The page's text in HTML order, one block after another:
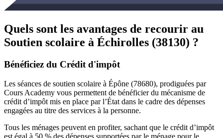
Quels sont les avantages de recourir au
Soutien scolaire à Échirolles (38130) ?
Bénéficiez du Crédit d'impôt
Les séances de soutien scolaire à Épône (78680), prodiguées par
Cours Academy vous permettent de bénéficier du mécanisme de
crédit d’impôt mis en place par l’État dans le cadre des dépenses
engagées au titre des services à la personne.
Tous les ménages peuvent en profiter, sachant que le crédit d’impôt
est égal à 50 % des dépenses supportées par le ménage pour le